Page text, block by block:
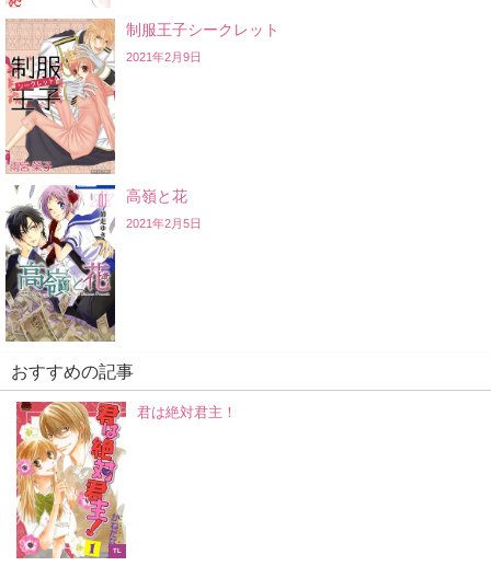
制服王子シークレット
2021年2月9日
高嶺と花
2021年2月5日
おすすめの記事
TL
君は絶対君主！